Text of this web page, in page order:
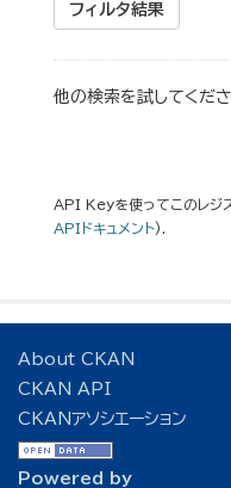
フィルタ結果
他の検索を試してくださ
API Keyを使ってこのレジ
APIドキュメント).
About CKAN
CKAN API
CKANアソシエーション
Powered by